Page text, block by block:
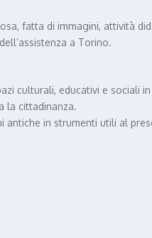
fatta di immagini, attività
a Torino.
culturali, educativi e
la cittadinanza.
in strumenti utili al